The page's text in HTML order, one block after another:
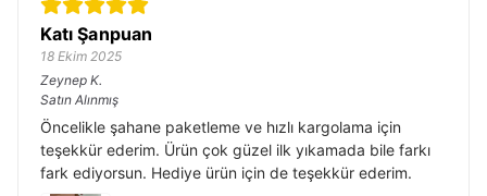
Katı Şanpuan
18 Ekim 2025
Zeynep K.
Satın Alınmış
Öncelikle şahane paketleme ve hızlı kargolama için
teşekkür ederim. Ürün çok güzel ilk yıkamada bile farkı
fark ediyorsun. Hediye ürün için de teşekkür ederim.